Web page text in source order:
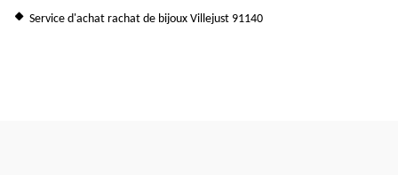
Service d'achat rachat de bijoux Villejust 91140